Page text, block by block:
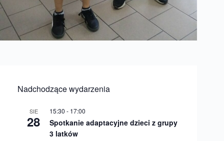
Nadchodzące wydarzenia
SIE
28
15:30 - 17:00
Spotkanie adaptacyjne dzieci z grupy
3 latków